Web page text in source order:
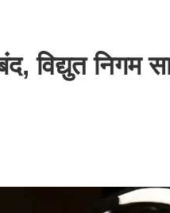
निगम